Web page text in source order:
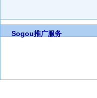
Sogou推广服务